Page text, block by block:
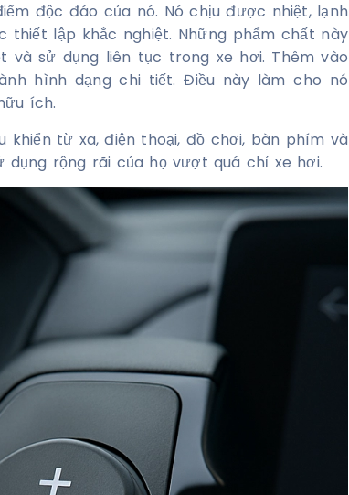
độc đáo của nó. Nó chịu được nhiệt, lạnh
thiết lập khắc nghiệt. Những phẩm chất này
sử dụng liên tục trong xe hơi. Thêm vào
hình dạng chi tiết. Điều này làm cho nó
ích.
từ xa, điện thoại, đồ chơi, bàn phím và
rộng rãi của họ vượt quá chỉ xe hơi.